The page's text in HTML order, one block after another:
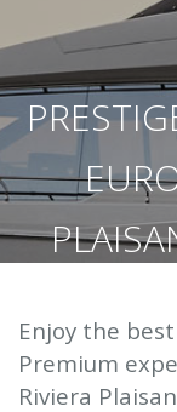
Enjoy the
Premium
Riviera